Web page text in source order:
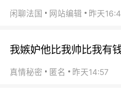
闲聊法国 网站编辑 昨天
我嫉妒他比我帅比我有
真情秘密 匿名 昨天14:57